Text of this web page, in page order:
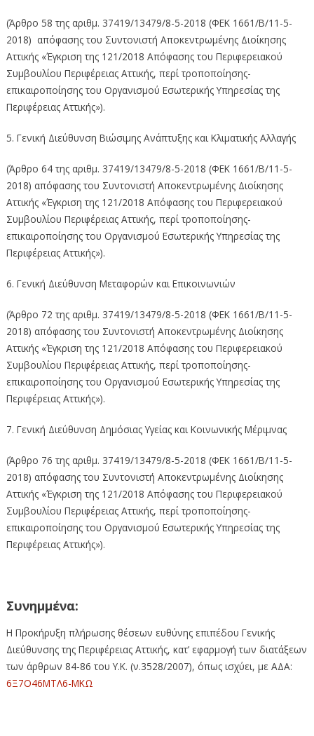
(Άρθρο 58 της αριθμ. 37419/13479/8-5-2018 (ΦΕΚ 1661/Β/11-5-
2018) απόφασης του Συντονιστή Αποκεντρωμένης Διοίκησης
Αττικής «Έγκριση της 121/2018 Απόφασης του Περιφερειακού
Συμβουλίου Περιφέρειας Αττικής, περί τροποποίησης-
επικαιροποίησης του Οργανισμού Εσωτερικής Υπηρεσίας της
Περιφέρειας Αττικής»).
5. Γενική Διεύθυνση Βιώσιμης Ανάπτυξης και Κλιματικής Αλλαγής
(Άρθρο 64 της αριθμ. 37419/13479/8-5-2018 (ΦΕΚ 1661/Β/11-5-
2018) απόφασης του Συντονιστή Αποκεντρωμένης Διοίκησης
Αττικής «Έγκριση της 121/2018 Απόφασης του Περιφερειακού
Συμβουλίου Περιφέρειας Αττικής, περί τροποποίησης-
επικαιροποίησης του Οργανισμού Εσωτερικής Υπηρεσίας της
Περιφέρειας Αττικής»).
6. Γενική Διεύθυνση Μεταφορών και Επικοινωνιών
(Άρθρο 72 της αριθμ. 37419/13479/8-5-2018 (ΦΕΚ 1661/Β/11-5-
2018) απόφασης του Συντονιστή Αποκεντρωμένης Διοίκησης
Αττικής «Έγκριση της 121/2018 Απόφασης του Περιφερειακού
Συμβουλίου Περιφέρειας Αττικής, περί τροποποίησης-
επικαιροποίησης του Οργανισμού Εσωτερικής Υπηρεσίας της
Περιφέρειας Αττικής»).
7. Γενική Διεύθυνση Δημόσιας Υγείας και Κοινωνικής Μέριμνας
(Άρθρο 76 της αριθμ. 37419/13479/8-5-2018 (ΦΕΚ 1661/Β/11-5-
2018) απόφασης του Συντονιστή Αποκεντρωμένης Διοίκησης
Αττικής «Έγκριση της 121/2018 Απόφασης του Περιφερειακού
Συμβουλίου Περιφέρειας Αττικής, περί τροποποίησης-
επικαιροποίησης του Οργανισμού Εσωτερικής Υπηρεσίας της
Περιφέρειας Αττικής»).
Συνημμένα:
Η Προκήρυξη πλήρωσης θέσεων ευθύνης επιπέδου Γενικής
Διεύθυνσης της Περιφέρειας Αττικής, κατ’ εφαρμογή των διατάξεων
των άρθρων 84-86 του Υ.Κ. (ν.3528/2007), όπως ισχύει, με ΑΔΑ:
6Ξ7Ο46ΜΤΛ6-ΜΚΩ